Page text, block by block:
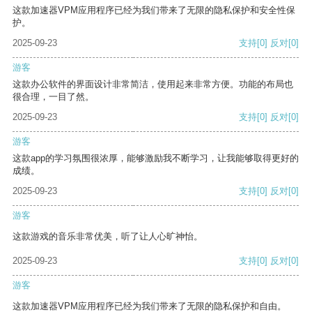
这款加速器VPM应用程序已经为我们带来了无限的隐私保护和安全性保
护。
2025-09-23
支持[0] 反对[0]
游客
这款办公软件的界面设计非常简洁，使用起来非常方便。功能的布局也
很合理，一目了然。
2025-09-23
支持[0] 反对[0]
游客
这款app的学习氛围很浓厚，能够激励我不断学习，让我能够取得更好的
成绩。
2025-09-23
支持[0] 反对[0]
游客
这款游戏的音乐非常优美，听了让人心旷神怡。
2025-09-23 支持[0] 反对[0]
游客
这款加速器VPM应用程序已经为我们带来了无限的隐私保护和自由。